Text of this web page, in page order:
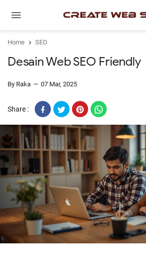
Home SEO
Desain Web SEO Friendly
By Raka 07 Mar, 2025
Share :